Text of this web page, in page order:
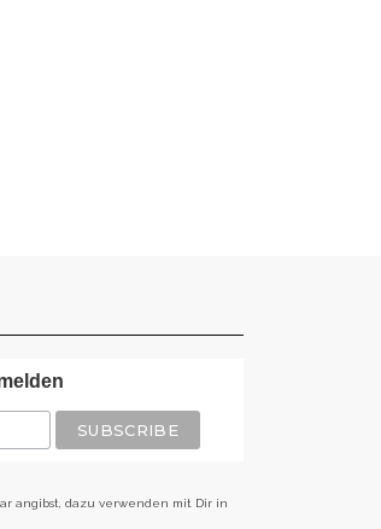
angibst, dazu verwenden mit Dir in